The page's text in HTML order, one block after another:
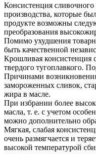
Консистенция
производства, которые
продукте возможны
преобразования
Помимо ухудшения
быть качественной
Крошливая консистенция
твердого тугоплавкого.
Причинами
замороженных сливок,
жира в масле.
При избрании более
масла, т. е. с учетом
можно дополнительно
Мягкая, слабая
очень размягчается и
высокой температурой